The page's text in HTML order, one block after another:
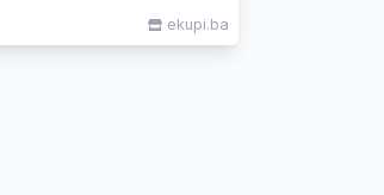
ekupi.ba